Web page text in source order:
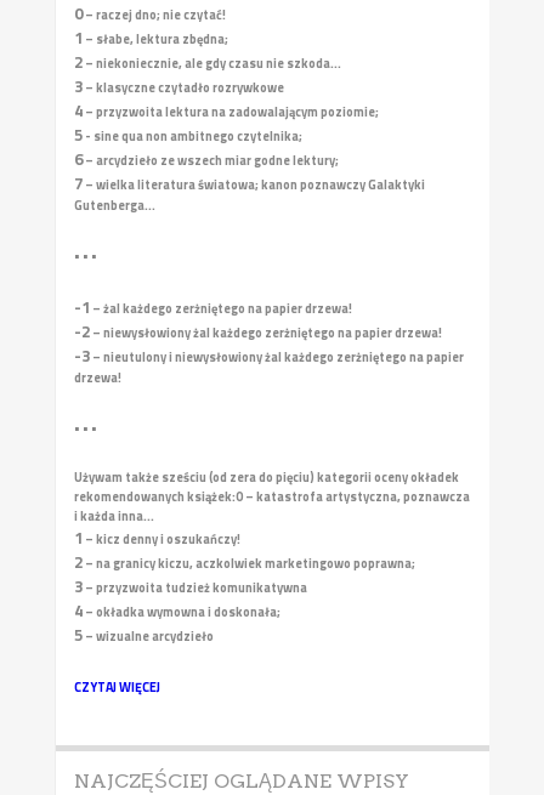
0– raczej dno; nie czytać!
1 – słabe, lektura zbędna;
2– niekoniecznie, ale gdy czasu nie szkoda...
3– klasyczne czytadło rozrywkowe
4– przyzwoita lektura na zadowalającym poziomie;
5- sine qua non ambitnego czytelnika;
6– arcydzieło ze wszech miar godne lektury;
7– wielka literatura światowa; kanon poznawczy Galaktyki
Gutenberga...
• • •
-1 – żal każdego zerżniętego na papier drzewa!
-2– niewysłowiony żal każdego zerżniętego na papier drzewa!
-3– nieutulony i niewysłowiony żal każdego zerżniętego na papier
drzewa!
• • •
Używam także sześciu (od zera do pięciu) kategorii oceny okładek
rekomendowanych książek:0 – katastrofa artystyczna, poznawcza
i każda inna...
1 – kicz denny i oszukańczy!
2– na granicy kiczu, aczkolwiek marketingowo poprawna;
3– przyzwoita tudzież komunikatywna
4– okładka wymowna i doskonała;
5– wizualne arcydzieło
CZYTAJ WIĘCEJ
NAJCZĘŚCIEJ OGLĄDANE WPISY